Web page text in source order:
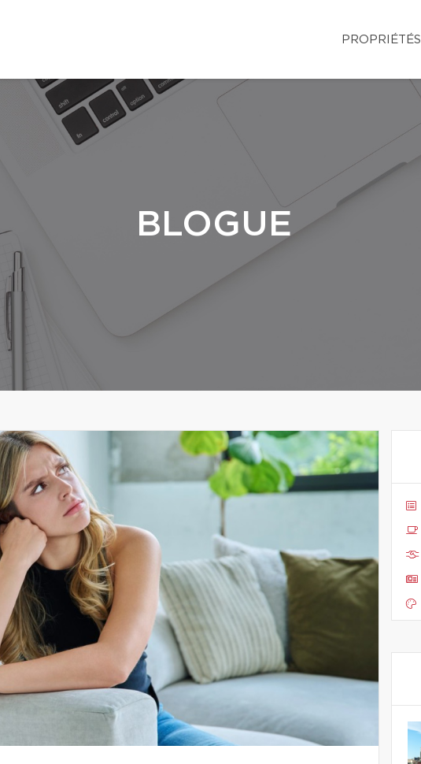
PROPRIÉTÉS
BLOGUE